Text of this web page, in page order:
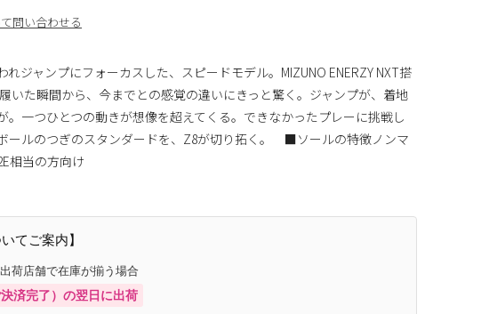
問い合わせる
れジャンプにフォーカスした、スピードモデル。MIZUNO ENERZY NXT搭
いた瞬間から、今までとの感覚の違いにきっと驚く。ジャンプが、着地
。一つひとつの動きが想像を超えてくる。できなかったプレーに挑戦し
ールのつぎのスタンダードを、Z8が切り拓く。 ■ソールの特徴ノンマ
相当の方向け
てご案内】
荷店舗で在庫が揃う場合
済完了）の翌日に出荷